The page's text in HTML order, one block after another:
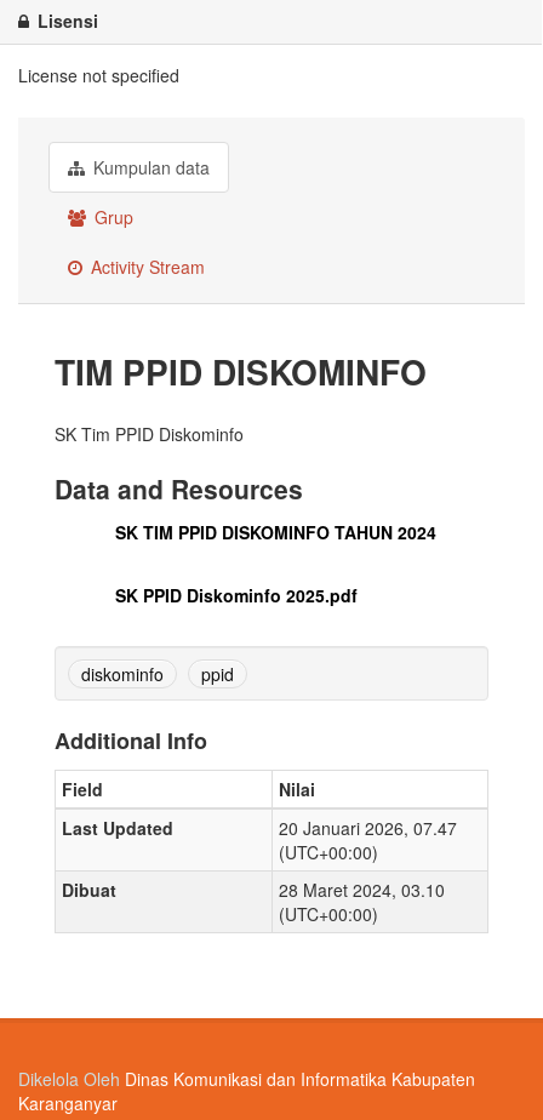
Lisensi
License not specified
Kumpulan data
Grup
Activity Stream
TIM PPID DISKOMINFO
SK Tim PPID Diskominfo
Data and Resources
SK TIM PPID DISKOMINFO TAHUN 2024
SK PPID Diskominfo 2025.pdf
diskominfo ppid
Additional Info
Field
Nilai
Last Updated
20 Januari 2026, 07.47
(UTC+00:00)
Dibuat
28 Maret 2024, 03.10
(UTC+00:00)
Dikelola Oleh Dinas Komunikasi dan Informatika Kabupaten
Karanganyar